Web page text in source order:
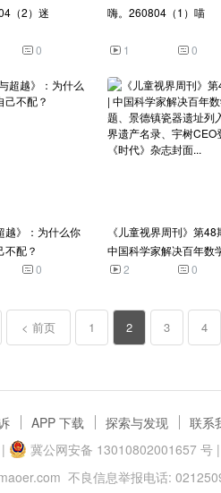
（2）迷
0
嗨。260804（1）喵
1 0
越》：为什么你
不配？
0
《儿童视界周刊》第48
中国科学家解决百年数
题、景德镇瓷器遗址列
《时代》杂志封面...
2 0
< 前页 1 2 3 4
APP 下载 探索与发现 联系
| 冀公网安备 13010802001657 号
不良信息举报电话: